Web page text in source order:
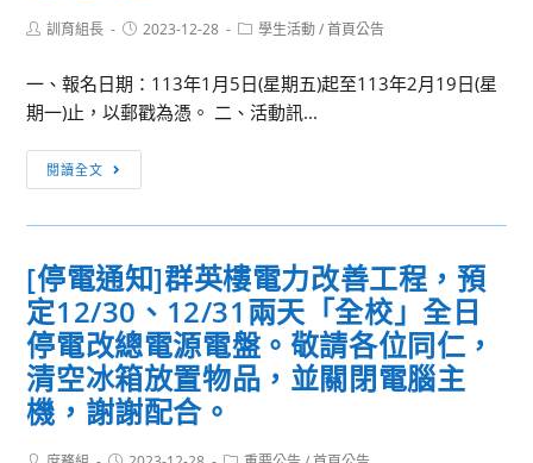
動
Post訓育組長
Post2023-12-28
Post學生活動 / 首頁公告
一、報名日期：113年1月5日(星期五)起至113年2月19日(星
期一)止，以郵戳為憑。 二、活動訊...
閱讀全文
息
轉
2024
年
第
15
回
日
[停電通知]群英樓電力改善工程，預
定12/30、12/31兩天「全校」全日
停電改總電源電盤。敬請各位同仁，
清空冰箱放置物品，並關閉電腦主
機，謝謝配合。